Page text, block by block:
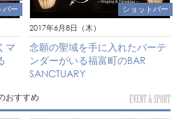
バー
マ
ショットバー
2017年6月8日（木）
念願の聖域を手に入れたバーテ
ンダーがいる福富町のBAR
SANCTUARY
おすすめ EVENT & SPORT